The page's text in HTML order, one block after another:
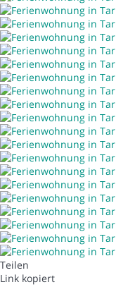
Teilen
Link kopiert